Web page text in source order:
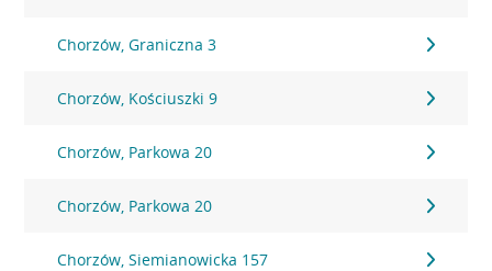
Chorzów, Graniczna 3
Chorzów, Kościuszki 9
Chorzów, Parkowa 20
Chorzów, Parkowa 20
Chorzów, Siemianowicka 157